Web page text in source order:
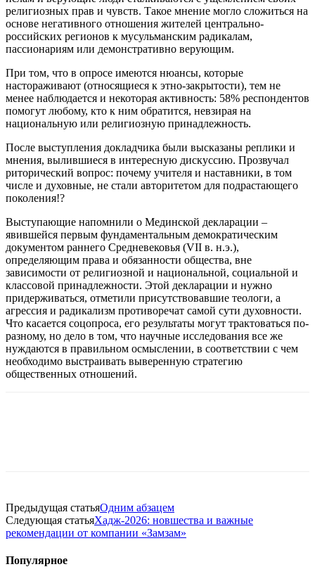
религиозных прав и чувств. Такое мнение могло сложиться на
основе негативного отношения жителей центрально-
российских регионов к мусульманским радикалам,
пассионариям или демонстративно верующим.
При том, что в опросе имеются нюансы, которые
настораживают (относящиеся к этно-закрытости), тем не
менее наблюдается и некоторая активность: 58% респондентов
помогут любому, кто к ним обратится, невзирая на
национальную или религиозную принадлежность.
После выступления докладчика были высказаны реплики и
мнения, вылившиеся в интересную дискуссию. Прозвучал
риторический вопрос: почему учителя и наставники, в том
числе и духовные, не стали авторитетом для подрастающего
поколения!?
Выступающие напомнили о Мединской декларации –
явившейся первым фундаментальным демократическим
документом раннего Средневековья (VII в. н.э.),
определяющим права и обязанности общества, вне
зависимости от религиозной и национальной, социальной и
классовой принадлежности. Этой декларации и нужно
придерживаться, отметили присутствовавшие теологи, а
агрессия и радикализм противоречат самой сути духовности.
Что касается соцопроса, его результаты могут трактоваться по-
разному, но дело в том, что научные исследования все же
нуждаются в правильном осмыслении, в соответствии с чем
необходимо выстраивать выверенную стратегию
общественных отношений.
Предыдущая статьяОдним абзацем
Следующая статьяХадж-2026: новшества и важные
рекомендации от компании «Замзам»
Популярное